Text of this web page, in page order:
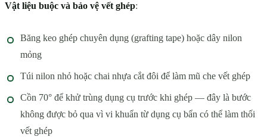
Vật liệu buộc và bảo vệ vết ghép:
Băng keo ghép chuyên dụng (grafting tape) hoặc dây nilon
mỏng
Túi nilon nhỏ hoặc chai nhựa cắt đôi để làm mũ che vết ghép
Cồn 70° để khử trùng dụng cụ trước khi ghép — đây là bước
không được bỏ qua vì vi khuẩn từ dụng cụ bẩn có thể làm thối
vết ghép